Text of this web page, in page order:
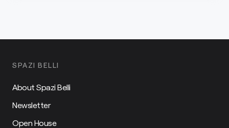
SPAZI BELLI
About Spazi Belli
Newsletter
Open House